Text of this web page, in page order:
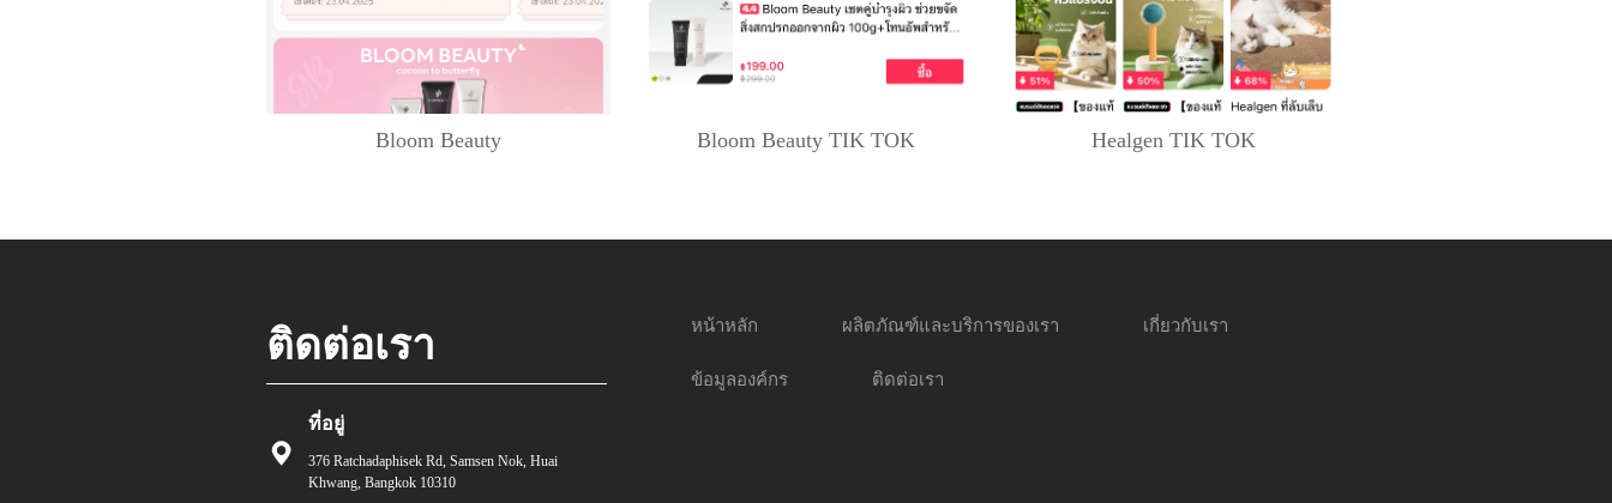
Bloom Beauty Bloom Beauty TIK TOK Healgen TIK TOK
ติดต่อเรา
ที่อยู่
376 Ratchadaphisek Rd, Samsen Nok, Huai
Khwang, Bangkok 10310
หน้าหลัก ผลิตภัณฑ์และบริการของเรา เกี่ยวกับเรา
ข้อมูลองค์กร ติดต่อเรา